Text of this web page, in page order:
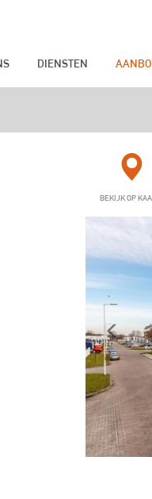
DIENSTEN
BEKIJK OP